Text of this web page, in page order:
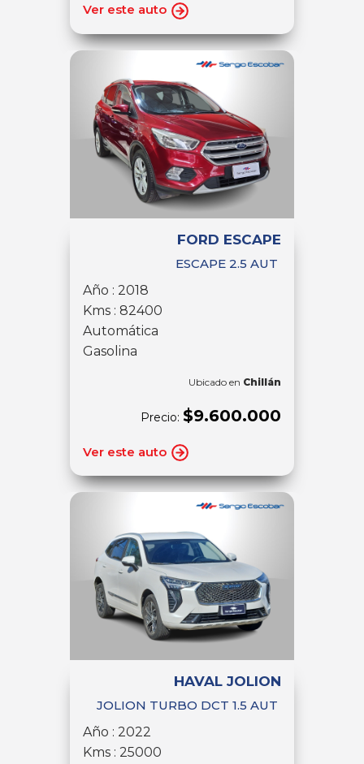
Ver este auto
FORD ESCAPE
ESCAPE 2.5 AUT
Año : 2018
Kms : 82400
Automática
Gasolina
Ubicado en Chillán
Precio: $9.600.000
Ver este auto
HAVAL JOLION
JOLION TURBO DCT 1.5 AUT
Año : 2022
Kms : 25000